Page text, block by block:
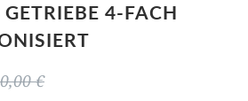
4-FACH
€